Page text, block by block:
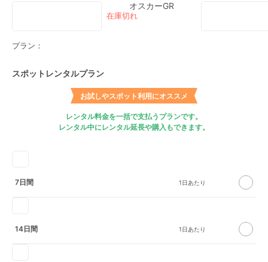
オスカーGR
プラン：
スポットレンタルプラン
お試しやスポット利用にオススメ
レンタル料金を一括で支払うプランです。
レンタル中にレンタル延長や購入もできます。
7日間
14日間